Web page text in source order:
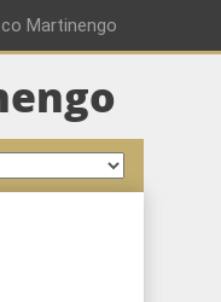
Martinengo